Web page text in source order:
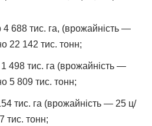
688 тис. га, (врожайність —
22 142 тис. тонн;
498 тис. га (врожайність —
5 809 тис. тонн;
тис. га (врожайність — 25 ц/
тис. тонн;